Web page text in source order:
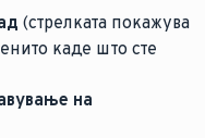
(стрелката покажува
каде што сте
на